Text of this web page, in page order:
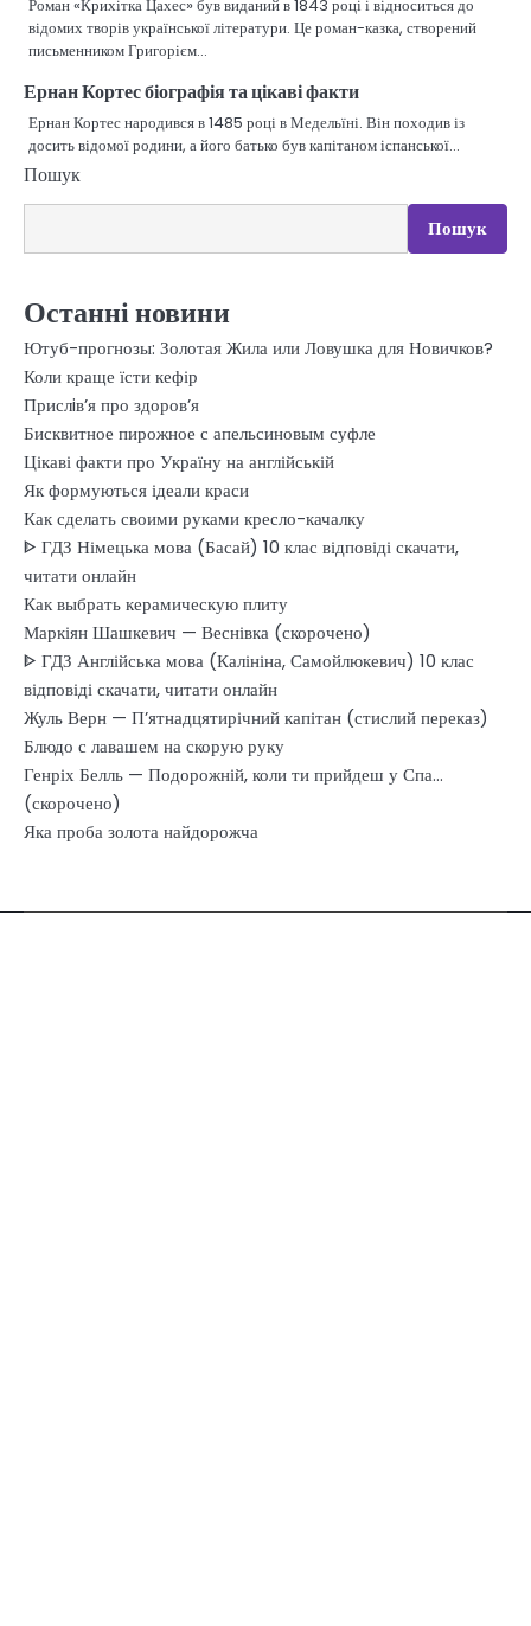
Роман «Крихітка Цахес» був виданий в 1843 році і відноситься до
відомих творів української літератури. Це роман-казка, створений
письменником Григорієм…
Ернан Кортес біографія та цікаві факти
Ернан Кортес народився в 1485 році в Медельїні. Він походив із
досить відомої родини, а його батько був капітаном іспанської…
Пошук
Пошук
Останні новини
Ютуб-прогнозы: Золотая Жила или Ловушка для Новичков?
Коли краще їсти кефір
Прислiв’я про здоров’я
Бисквитное пирожное с апельсиновым суфле
Цікаві факти про Україну на англійській
Як формуються ідеали краси
Как сделать своими руками кресло-качалку
ᐈ ГДЗ Німецька мова (Басай) 10 клас відповіді скачати,
читати онлайн
Как выбрать керамическую плиту
Маркіян Шашкевич — Веснівка (скорочено)
ᐈ ГДЗ Англійська мова (Калініна, Самойлюкевич) 10 клас
відповіді скачати, читати онлайн
Жуль Верн — П’ятнадцятирічний капітан (стислий переказ)
Блюдо с лавашем на скорую руку
Генріх Белль — Подорожній, коли ти прийдеш у Спа…
(скорочено)
Яка проба золота найдорожча